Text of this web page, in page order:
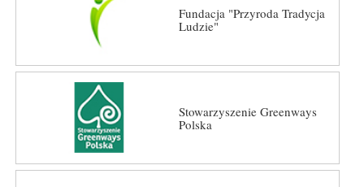
Fundacja "Przyroda Tradycja
Ludzie"
Stowarzyszenie Greenways
Polska